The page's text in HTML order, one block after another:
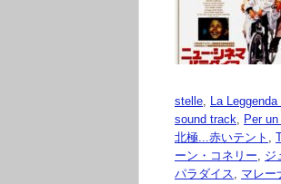
stelle, La
sound track, Per
北極...赤いテント ,
ーン・コネリー, ジ
パラダイス, マレー